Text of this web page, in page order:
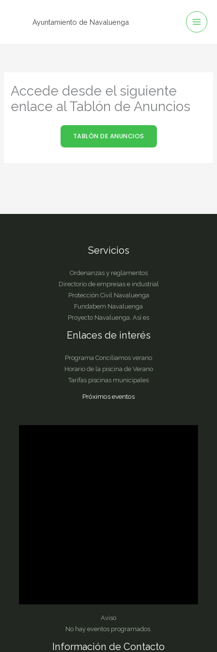
Ayuntamiento de Navaluenga
Accede desde el siguiente
enlace al Tablón de Anuncios
TABLÓN DE ANUNCIOS
Servicios
Ordenanzas y reglamentos
Directorio de empresas e industrial
Protección Civil Navaluenga
Fundabem Navaluenga
Proyecto Navaluenga, Así es
Enlaces de interés
Programa Conciliamos verano
Horario de la piscina de Verano
Tarifas piscinas municipales
Próximos eventos
Aviso
No hay eventos programados.
Información de Contacto